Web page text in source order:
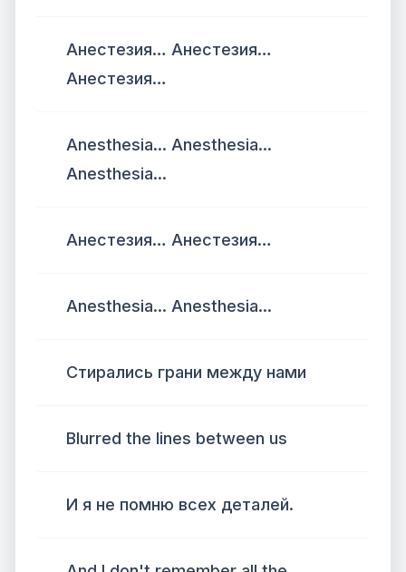
Анестезия… Анестезия…
Анестезия…
Anesthesia... Anesthesia...
Anesthesia...
Анестезия… Анестезия…
Anesthesia... Anesthesia...
Стирались грани между нами
Blurred the lines between us
И я не помню всех деталей.